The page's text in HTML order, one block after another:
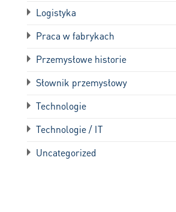
Logistyka
Praca w fabrykach
Przemysłowe historie
Słownik przemysłowy
Technologie
Technologie / IT
Uncategorized